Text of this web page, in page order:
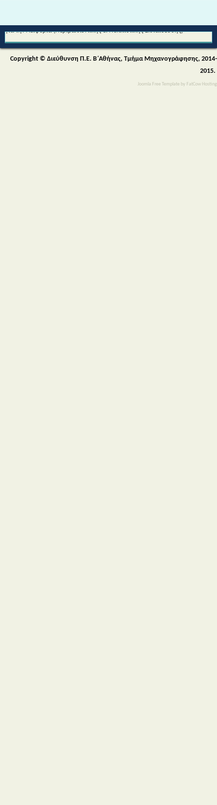
Joomla Free Template by FatCow Hosting
για την Αειφορία (Περιβαλλοντικής & Πολιτιστικής Εκπαίδευσης)
Copyright © Διεύθυνση Π.Ε. Β΄Αθήνας, Τμήμα Μηχανογράφησης, 2014-
2015.